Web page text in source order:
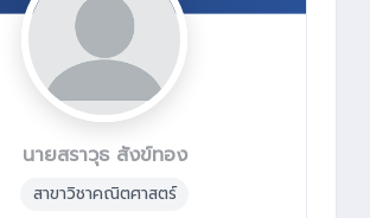
นายสราวุธ สังข์ทอง
สาขาวิชาคณิตศาสตร์